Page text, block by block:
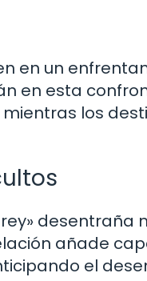
en un
en esta
los
añade
el